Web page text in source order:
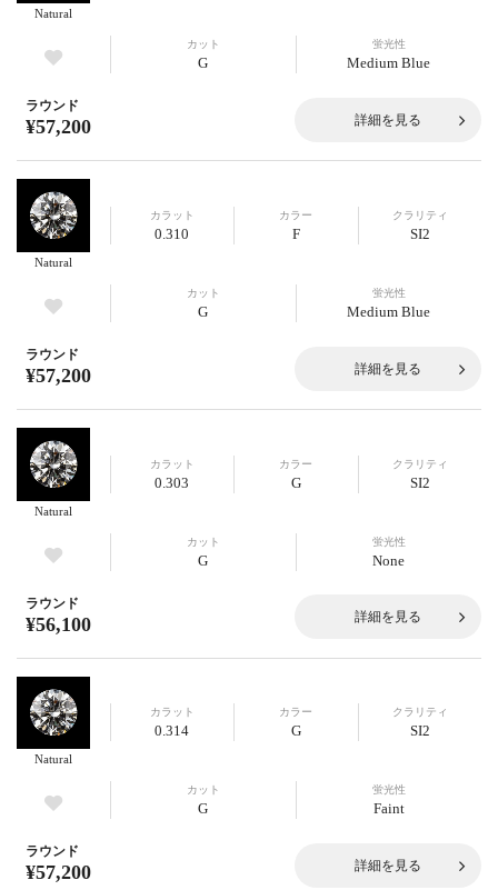
Natural
カット
G
蛍光性
Medium Blue
ラウンド
¥57,200 詳細を見る
Natural
カラット
0.310
カラー
F
クラリティ
SI2
カット
G
蛍光性
Medium Blue
ラウンド
¥57,200 詳細を見る
Natural
カラット
0.303
カラー
G
クラリティ
SI2
カット
G
蛍光性
None
ラウンド
¥56,100 詳細を見る
Natural
カラット
0.314
カラー
G
クラリティ
SI2
カット
G
蛍光性
Faint
ラウンド
¥57,200 詳細を見る